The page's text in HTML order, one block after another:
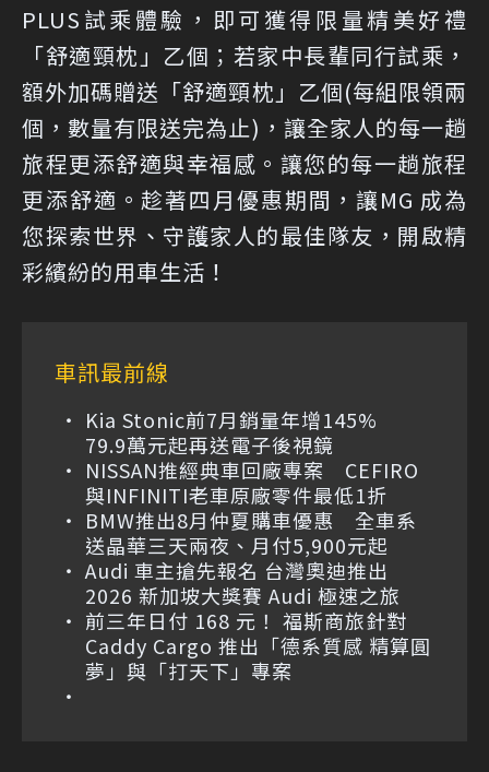
PLUS試乘體驗，即可獲得限量精美好禮
「舒適頸枕」乙個；若家中長輩同行試乘，
額外加碼贈送「舒適頸枕」乙個(每組限領兩
個，數量有限送完為止)，讓全家人的每一趟
旅程更添舒適與幸福感。讓您的每一趟旅程
更添舒適。趁著四月優惠期間，讓MG 成為
您探索世界、守護家人的最佳隊友，開啟精
彩繽紛的用車生活！
車訊最前線
Kia Stonic前7月銷量年增145%
79.9萬元起再送電子後視鏡
NISSAN推經典車回廠專案 CEFIRO
與INFINITI老車原廠零件最低1折
BMW推出8月仲夏購車優惠 全車系
送晶華三天兩夜、月付5,900元起
Audi 車主搶先報名 台灣奧迪推出
2026 新加坡大獎賽 Audi 極速之旅
前三年日付 168 元！ 福斯商旅針對
Caddy Cargo 推出「德系質感 精算圓
夢」與「打天下」專案